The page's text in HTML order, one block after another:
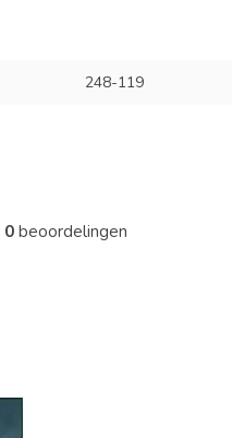
248-119
0beoordelingen